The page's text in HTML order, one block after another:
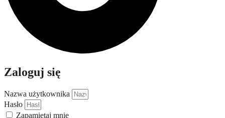
Zaloguj się
Nazwa użytkownika
Hasło
Zapamiętaj mnie